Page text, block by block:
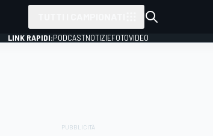
LINK RAPIDI:PODCASTNOTIZIEFOTOVIDEO